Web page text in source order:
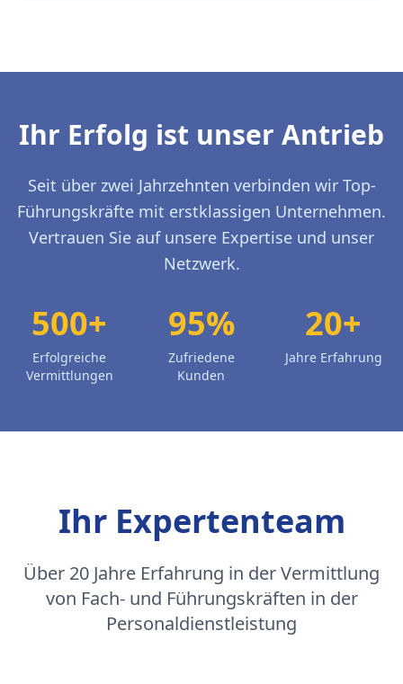
Ihr Erfolg ist unser Antrieb
Seit über zwei Jahrzehnten verbinden wir Top-
Führungskräfte mit erstklassigen Unternehmen.
Vertrauen Sie auf unsere Expertise und unser
Netzwerk.
500+
Erfolgreiche
Vermittlungen
95%
Zufriedene
Kunden
20+
Jahre Erfahrung
Ihr Expertenteam
Über 20 Jahre Erfahrung in der Vermittlung
von Fach- und Führungskräften in der
Personaldienstleistung